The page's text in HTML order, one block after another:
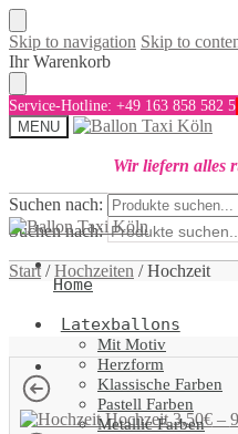
Skip to navigation Skip to
Ihr Warenkorb
Service-Hotline: +49 163 858 582 5
MENU
Wir liefern alles
Suchen nach:
Suchen nach:
Home
Latexballons
Mit Motiv
Herzform
Klassische Farben
Pastell Farben
Metallic Farben
Start /Hochzeiten /Hochzeit
Hochzeit 3,50€–